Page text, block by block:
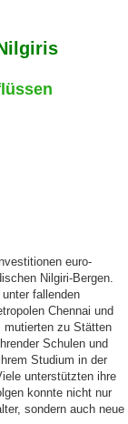
euro-
Nilgiri-Bergen.
fallenden
Chennai und
mutierten zu Stätten
Schulen und
Studium in der
unterstützten ihre
konnte nicht nur
sondern auch neue